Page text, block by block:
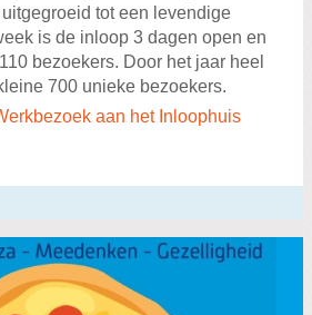
tot een levendige
is de inloop 3 dagen open en
bezoekers. Door het jaar heel
700 unieke bezoekers.
aan het Inloophuis